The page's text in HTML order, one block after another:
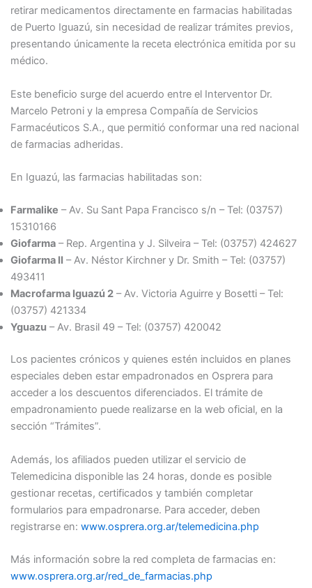
retirar medicamentos directamente en farmacias habilitadas
de Puerto Iguazú, sin necesidad de realizar trámites previos,
presentando únicamente la receta electrónica emitida por su
médico.
Este beneficio surge del acuerdo entre el Interventor Dr.
Marcelo Petroni y la empresa Compañía de Servicios
Farmacéuticos S.A., que permitió conformar una red nacional
de farmacias adheridas.
En Iguazú, las farmacias habilitadas son:
Farmalike – Av. Su Sant Papa Francisco s/n – Tel: (03757)
15310166
Giofarma– Rep. Argentina y J. Silveira – Tel: (03757) 424627
Giofarma II – Av. Néstor Kirchner y Dr. Smith – Tel: (03757)
493411
Macrofarma Iguazú 2– Av. Victoria Aguirre y Bosetti – Tel:
(03757) 421334
Yguazu – Av. Brasil 49 – Tel: (03757) 420042
Los pacientes crónicos y quienes estén incluidos en planes
especiales deben estar empadronados en Osprera para
acceder a los descuentos diferenciados. El trámite de
empadronamiento puede realizarse en la web oficial, en la
sección “Trámites”.
Además, los afiliados pueden utilizar el servicio de
Telemedicina disponible las 24 horas, donde es posible
gestionar recetas, certificados y también completar
formularios para empadronarse. Para acceder, deben
registrarse en: www.osprera.org.ar/telemedicina.php
Más información sobre la red completa de farmacias en:
www.osprera.org.ar/red_de_farmacias.php